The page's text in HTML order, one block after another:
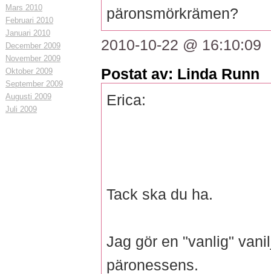
Mars 2010
Februari 2010
Januari 2010
December 2009
November 2009
Oktober 2009
September 2009
Augusti 2009
Juli 2009
päronsmörkrämen?
2010-10-22 @ 16:10:09
Postat av: Linda Runn
Erica:
Tack ska du ha.
Jag gör en "vanlig"
päronessens.